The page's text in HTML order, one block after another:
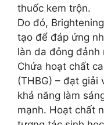
thuốc kem trộn.
Do đó,
tạo để đáp ứng
làn da đỏng đảnh
Chứa hoạt chất
(THBG) – đạt giải
khả năng làm
mạnh. Hoạt chất